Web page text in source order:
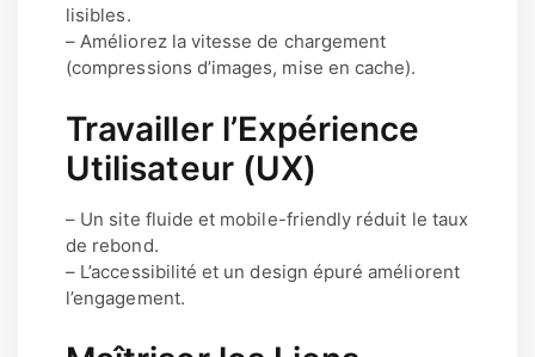
lisibles.
– Améliorez la vitesse de chargement
(compressions d’images, mise en cache).
Travailler l’Expérience
Utilisateur (UX)
– Un site fluide et mobile-friendly réduit le taux
de rebond.
– L’accessibilité et un design épuré améliorent
l’engagement.